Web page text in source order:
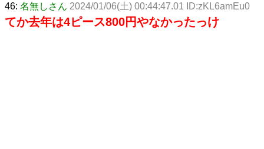
46: 名無しさん 2024/01/06(土) 00:44:47.01 ID:zKL6amEu0
てか去年は4ピース800円やなかったっけ